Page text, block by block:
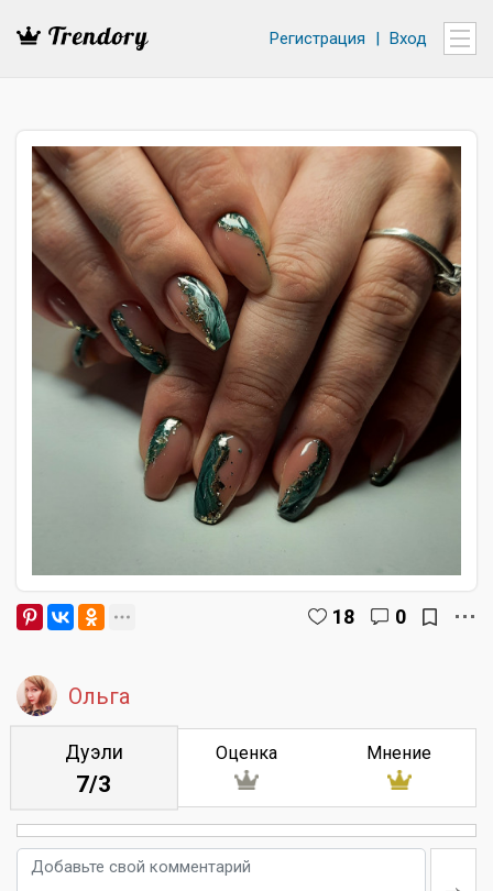
Регистрация | Вход
18 0
Ольга
Дуэли
7/3
Оценка Мнение